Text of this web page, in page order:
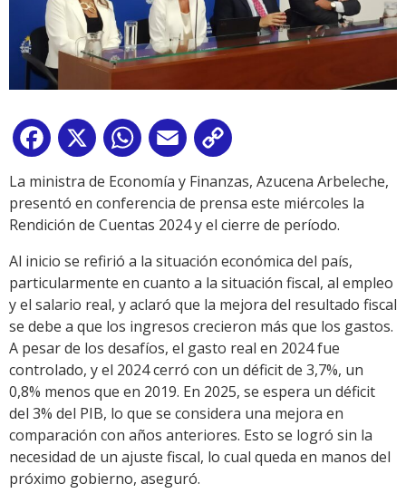
Facebook
X WhatsApp
Email
Link
La ministra de Economía y Finanzas, Azucena Arbeleche,
presentó en conferencia de prensa este miércoles la
Rendición de Cuentas 2024 y el cierre de período.
Al inicio se refirió a la situación económica del país,
particularmente en cuanto a la situación fiscal, al empleo
y el salario real, y aclaró que la mejora del resultado fiscal
se debe a que los ingresos crecieron más que los gastos.
A pesar de los desafíos, el gasto real en 2024 fue
controlado, y el 2024 cerró con un déficit de 3,7%, un
0,8% menos que en 2019. En 2025, se espera un déficit
del 3% del PIB, lo que se considera una mejora en
comparación con años anteriores. Esto se logró sin la
necesidad de un ajuste fiscal, lo cual queda en manos del
próximo gobierno, aseguró.